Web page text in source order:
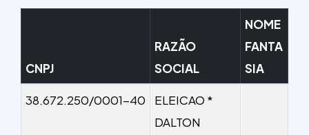
CNPJ
RAZÃO
SOCIAL
NOME
FANTA
SIA
38.672.250/0001-40
ELEICAO *
DALTON